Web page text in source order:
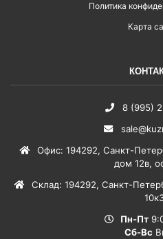
Политика
Карта
8 (995)
Офис: 194292, Санкт-
дом 12в,
Склад: 194292, Санкт-
Пн-Пт
Сб-Вс